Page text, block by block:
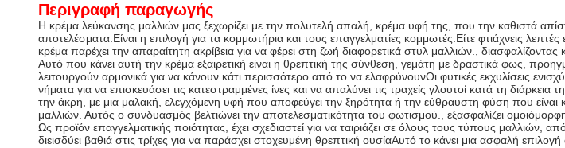
Περιγραφή παραγωγής
Η κρέμα λεύκανσης μαλλιών μας ξεχωρίζει με την πολυτελή απαλή, κρέμα υφή της, που την καθιστά
αποτελέσματα.Είναι η επιλογή για τα κομμωτήρια και τους επαγγελματίες κομμωτές.Είτε φτιάχνεις
κρέμα παρέχει την απαραίτητη ακρίβεια για να φέρει στη ζωή διαφορετικά στυλ μαλλιών.,
Αυτό που κάνει αυτή την κρέμα εξαιρετική είναι η θρεπτική της σύνθεση, γεμάτη με δραστικά φως,
λειτουργούν αρμονικά για να κάνουν κάτι περισσότερο από το να ελαφρύνουνΟι φυτικές εκχυλίσεις
νήματα για να επισκευάσει τις κατεστραμμένες ίνες και να απαλύνει τις τραχείς γλουτοί κατά τη
την άκρη, με μια μαλακή, ελεγχόμενη υφή που αποφεύγει την ξηρότητα ή την εύθραυστη φύση που
μαλλιών. Αυτός ο συνδυασμός βελτιώνει την αποτελεσματικότητα του φωτισμού., εξασφαλίζει
Ως προϊόν επαγγελματικής ποιότητας, έχει σχεδιαστεί για να ταιριάζει σε όλους τους τύπους
διεισδύει βαθιά στις τρίχες για να παράσχει στοχευμένη θρεπτική ουσίαΑυτό το κάνει μια ασφαλή